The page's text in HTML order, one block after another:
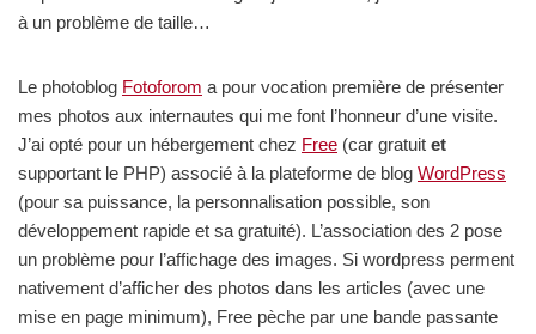
à un problème de taille…
Le photoblog Fotoforom a pour vocation première de présenter
mes photos aux internautes qui me font l’honneur d’une visite.
J’ai opté pour un hébergement chez Free (car gratuit et
supportant le PHP) associé à la plateforme de blog WordPress
(pour sa puissance, la personnalisation possible, son
développement rapide et sa gratuité). L’association des 2 pose
un problème pour l’affichage des images. Si wordpress perment
nativement d’afficher des photos dans les articles (avec une
mise en page minimum), Free pèche par une bande passante